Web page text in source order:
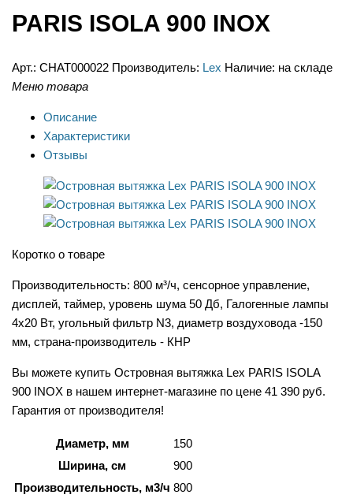
PARIS ISOLA 900 INOX
Арт.: CHAT000022 Производитель: Lex Наличие: на складе
Меню товара
Описание
Характеристики
Отзывы
Коротко о товаре
Производительность: 800 м³/ч, сенсорное управление,
дисплей, таймер, уровень шума 50 Дб, Галогенные лампы
4х20 Вт, угольный фильтр N3, диаметр воздуховода -150
мм, страна-производитель - КНР
Вы можете купить Островная вытяжка Lex PARIS ISOLA
900 INOX в нашем интернет-магазине по цене 41 390 руб.
Гарантия от производителя!
Диаметр, мм
150
Ширина, см
900
Производительность, м3/ч 800